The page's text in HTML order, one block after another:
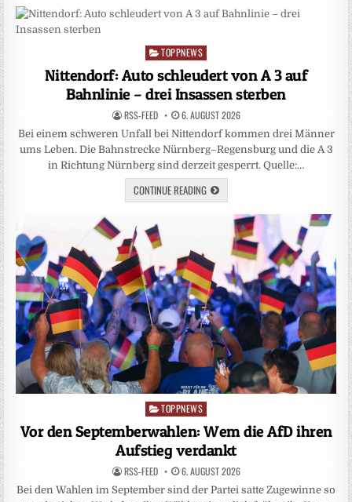
Posted
TOPPNEWS
Nittendorf: Auto schleudert von A 3 auf
Bahnlinie – drei Insassen sterben
RSS-FEED 6. AUGUST 2026
Bei einem schweren Unfall bei Nittendorf kommen drei Männer
ums Leben. Die Bahnstrecke Nürnberg–Regensburg und die A 3
in Richtung Nürnberg sind derzeit gesperrt. Quelle:…
CONTINUE READING
Posted
TOPPNEWS
Vor den Septemberwahlen: Wem die AfD ihren
Aufstieg verdankt
RSS-FEED 6. AUGUST 2026
Bei den Wahlen im September sind der Partei satte Zugewinne so